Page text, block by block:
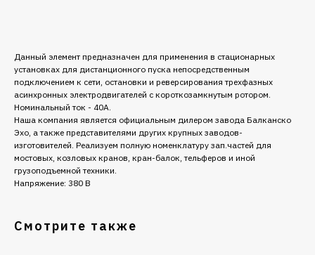
Данный элемент предназначен для применения в стационарных
установках для дистанционного пуска непосредственным
подключением к сети, остановки и реверсирования трехфазных
асинхронных электродвигателей с короткозамкнутым ротором.
Номинальный ток - 40А.
Наша компания является официальным дилером завода Балканско
Эхо, а также представителями других крупных заводов-
изготовителей. Реализуем полную номенклатуру зап.частей для
мостовых, козловых кранов, кран-балок, тельферов и иной
грузоподъемной техники.
Напряжение: 380 В
Смотрите также